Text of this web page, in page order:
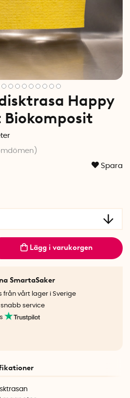
Happy
Biokomposit
)
Spara
Lägg i varukorgen
SmartaSaker
från vårt lager i Sverige
service